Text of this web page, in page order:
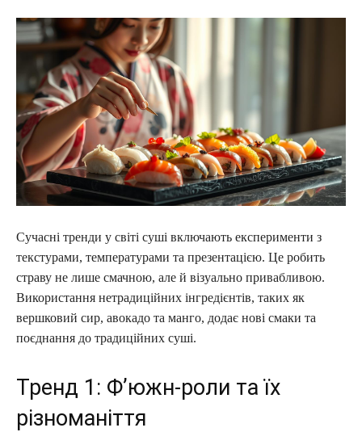
Сучасні тренди у світі суші включають експерименти з
текстурами, температурами та презентацією. Це робить
страву не лише смачною, але й візуально привабливою.
Використання нетрадиційних інгредієнтів, таких як
вершковий сир, авокадо та манго, додає нові смаки та
поєднання до традиційних суші.
Тренд 1: Ф’южн-роли та їх
різноманіття